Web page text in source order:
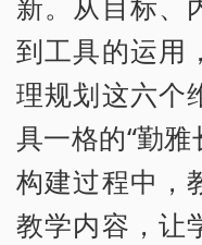
到工具的运用
理规划这六个
具一格的“勤雅
构建过程中，
教学内容，让